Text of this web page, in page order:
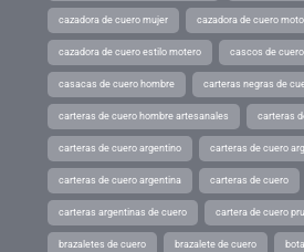
cazadora de cuero mujer cazadora de cuero moto
cazadora de cuero estilo motero cascos de cuero
casacas de cuero hombre carteras negras de
carteras de cuero hombre artesanales carteras
carteras de cuero argentino carteras de cuero
carteras de cuero argentina carteras de cuero
carteras argentinas de cuero cartera de cuero
brazaletes de cuero brazalete de cuero